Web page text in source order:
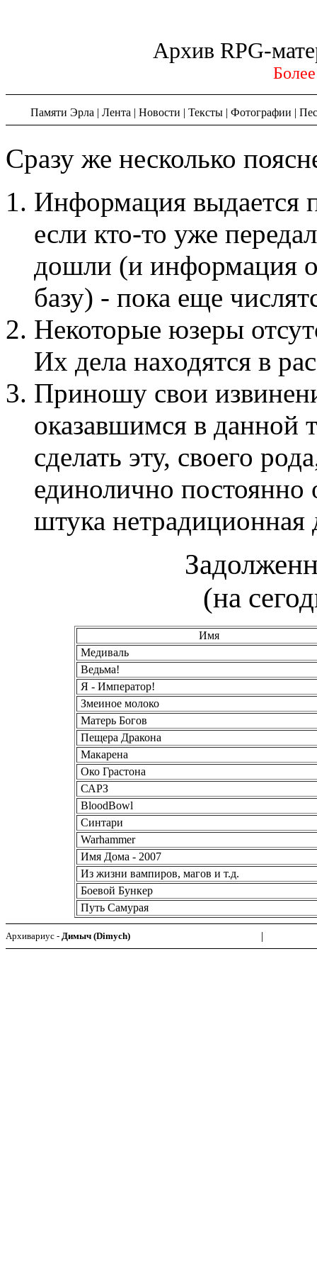
Архив RPG-
Памяти Эрла | Лента | Новости | Тексты | Фотографии |
Сразу же несколько
Информация выдается
если кто-то уже
дошли (и информация о
базу) - пока еще
Некоторые юзеры
Их дела находятся в
Приношу свои
оказавшимся в данной
сделать эту, своего
единолично постоянно
штука нетрадиционная
(на
Имя
Медиваль
Ведьма!
Я - Император!
Змеиное молоко
Матерь Богов
Пещера Дракона
Макарена
Око Грастона
САРЗ
BloodBowl
Синтари
Warhammer
Имя Дома - 2007
Из жизни вампиров, магов и т.д.
Боевой Бункер
Путь Самурая
Архивариус - Димыч (Dimych) |